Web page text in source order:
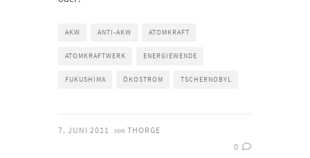
AKW ANTI-AKW ATOMKRAFT
ATOMKRAFTWERK ENERGIEWENDE
FUKUSHIMA ÖKOSTROM TSCHERNOBYL
7. JUNI 2011 von THORGE
0